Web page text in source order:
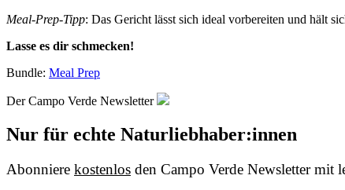
Meal-Prep-Tipp: Das Gericht lässt sich ideal vorbereiten und hält
Lasse es dir schmecken!
Bundle: Meal Prep
Der Campo Verde Newsletter
Nur für echte Naturliebhaber:innen
Abonniere kostenlos den Campo Verde Newsletter mit